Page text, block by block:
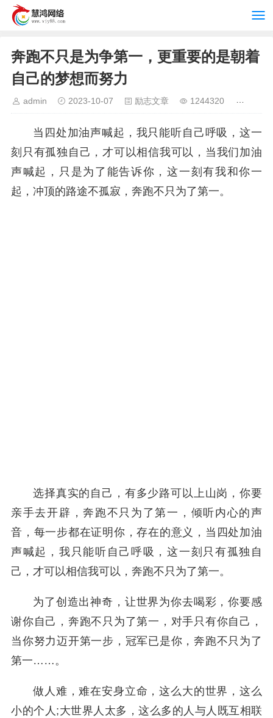
奔跑不只是为争第一，更重要的是朝着
自己的梦想而努力
admin 2023-10-07 励志文章 1244320
当四处加油声喊起，我只能听自己呼吸，这一
刻只有孤独自己，才可以相信我可以，当我们加油
声喊起，只是为了能告诉你，这一刻有我和你一
起，冲顶的路途不孤寂，奔跑不只为了第一。
选择真实的自己，有多少路可以上山岗，你要
亲手去开辟，奔跑不只为了第一，倾听内心的声
音，每一步都在证明你，存在的意义，当四处加油
声喊起，我只能听自己呼吸，这一刻只有孤独自
己，才可以相信我可以，奔跑不只为了第一。
为了创造出神奇，让世界为你去喝彩，你要感
谢你自己，奔跑不只为了第一，对手只有你自己，
当你努力迈开第一步，冠军已是你，奔跑不只为了
第一……。
做人难，难在安身立命，这么大的世界，这么
小的个人;大世界人太多，这么多的人与人既互相联